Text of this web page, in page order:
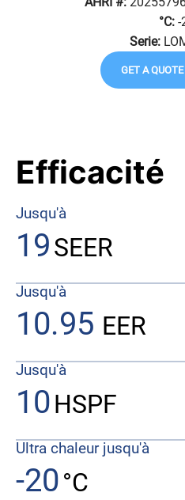
°C: -
Serie:
GET A QUOTE
Efficacité
Jusqu'à
19SEER
Jusqu'à
10.95 EER
Jusqu'à
10HSPF
Ultra chaleur jusqu'à
-20°C